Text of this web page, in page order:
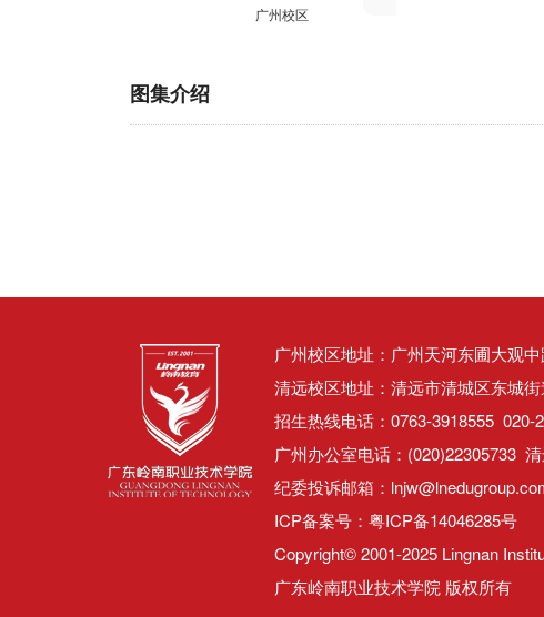
广州校区
图集介绍
广州校区地址：广州天河东圃大观
清远校区地址：清远市清城区东城
招生热线电话：0763-3918555 020-
广州办公室电话：(020)22305733
纪委投诉邮箱：
ICP备案号： 粤ICP备14046285号
Copyright© 2001-2025 Lingnan
广东岭南职业技术学院 版权所有